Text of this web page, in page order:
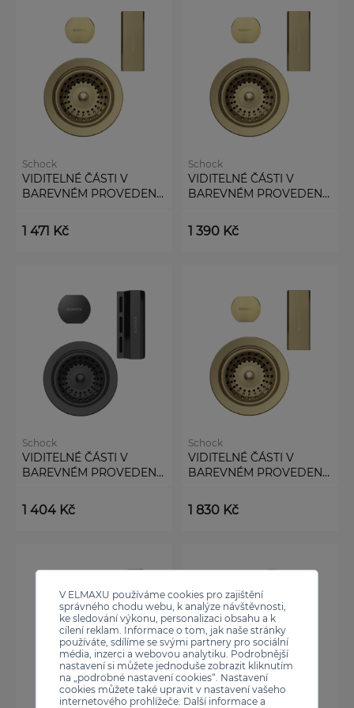
V ELMAXU používáme cookies pro zajištění
správného chodu webu, k analýze návštěvnosti,
ke sledování výkonu, personalizaci obsahu a k
cílení reklam. Informace o tom, jak naše stránky
používáte, sdílíme se svými partnery pro sociální
média, inzerci a webovou analytiku. Podrobnější
nastavení si můžete jednoduše zobrazit kliknutím
na „podrobné nastavení cookies“. Nastavení
cookies můžete také upravit v nastavení vašeho
internetového prohlížeče. Další informace a
Schock
VIDITELNÉ ČÁSTI V
BAREVNÉM PROVEDENÍ
400065WGO
1 471 Kč
Schock
VIDITELNÉ ČÁSTI V
BAREVNÉM PROVEDENÍ
629306WGO
1 390 Kč
Schock
VIDITELNÉ ČÁSTI V
BAREVNÉM PROVEDENÍ
1 404 Kč
Schock
VIDITELNÉ ČÁSTI V
BAREVNÉM PROVEDENÍ
400055WGO
1 830 Kč